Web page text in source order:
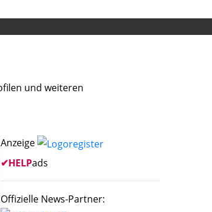
und weiteren
Anzeige
✔HELPads
Offizielle News-Partner: